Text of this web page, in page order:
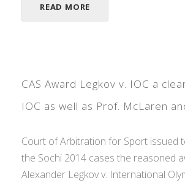
READ MORE
CAS Award Legkov v. IOC a
IOC as well as Prof. McLaren
Court of Arbitration for Sport issued
the Sochi 2014 cases the reasoned
Alexander Legkov v. International